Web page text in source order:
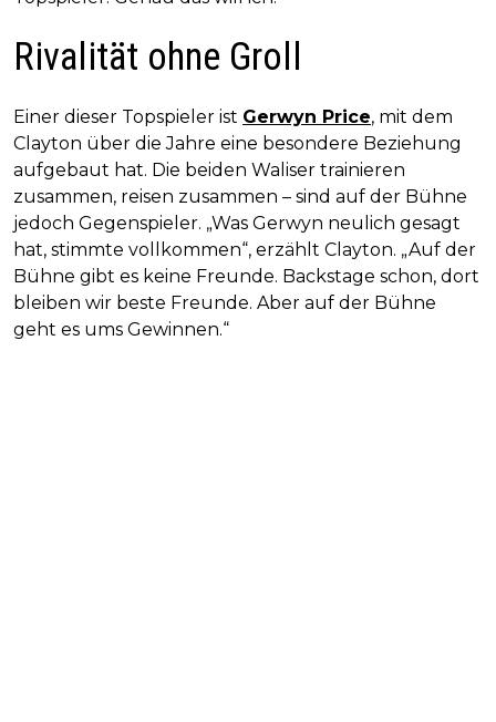
Rivalität ohne Groll
Einer dieser Topspieler ist Gerwyn Price, mit dem
Clayton über die Jahre eine besondere Beziehung
aufgebaut hat. Die beiden Waliser trainieren
zusammen, reisen zusammen – sind auf der Bühne
jedoch Gegenspieler. „Was Gerwyn neulich gesagt
hat, stimmte vollkommen“, erzählt Clayton. „Auf der
Bühne gibt es keine Freunde. Backstage schon, dort
bleiben wir beste Freunde. Aber auf der Bühne
geht es ums Gewinnen.“